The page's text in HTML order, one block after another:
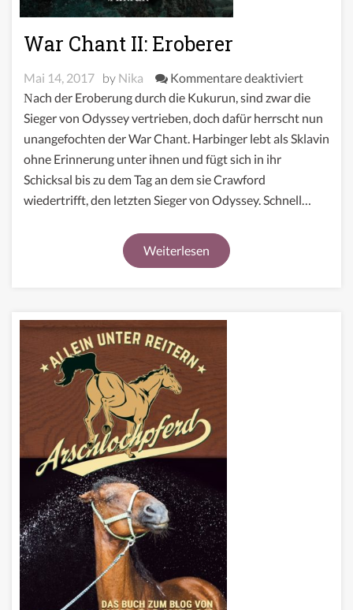
War Chant II: Eroberer
Mai 14, 2017 by Nika Kommentare deaktiviertfür
War
Chant
II:
Nach der Eroberung durch die Kukurun, sind zwar die
Sieger von Odyssey vertrieben, doch dafür herrscht nun
unangefochten der War Chant. Harbinger lebt als Sklavin
ohne Erinnerung unter ihnen und fügt sich in ihr
Schicksal bis zu dem Tag an dem sie Crawford
wiedertrifft, den letzten Sieger von Odyssey. Schnell…
Weiterlesen